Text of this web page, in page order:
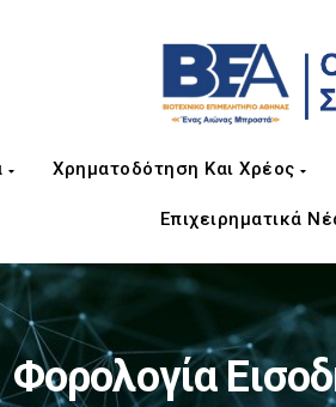
Χρηματοδότηση Και Χρέος
Επιχειρηματικά
Φορολογία